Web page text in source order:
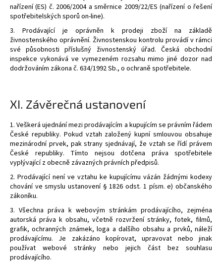
nařízení (ES) č. 2006/2004 a směrnice 2009/22/ES (nařízení o řešení
spotřebitelských sporů on-line).
3. Prodávající je oprávněn k prodeji zboží na základě
živnostenského oprávnění. Živnostenskou kontrolu provádí v rámci
své působnosti příslušný živnostenský úřad. Česká obchodní
inspekce vykonává ve vymezeném rozsahu mimo jiné dozor nad
dodržováním zákona č. 634/1992 Sb., o ochraně spotřebitele.
XI. Závěrečná ustanovení
1. Veškerá ujednání mezi prodávajícím a kupujícím se právním řádem
České republiky. Pokud vztah založený kupní smlouvou obsahuje
mezinárodní prvek, pak strany sjednávají, že vztah se řídí právem
České republiky. Tímto nejsou dotčena práva spotřebitele
vyplývající z obecně závazných právních předpisů.
2. Prodávající není ve vztahu ke kupujícímu vázán žádnými kodexy
chování ve smyslu ustanovení § 1826 odst. 1 písm. e) občanského
zákoníku.
3. Všechna práva k webovým stránkám prodávajícího, zejména
autorská práva k obsahu, včetně rozvržení stránky, fotek, filmů,
grafik, ochranných známek, loga a dalšího obsahu a prvků, náleží
prodávajícímu. Je zakázáno kopírovat, upravovat nebo jinak
používat webové stránky nebo jejich část bez souhlasu
prodávajícího.